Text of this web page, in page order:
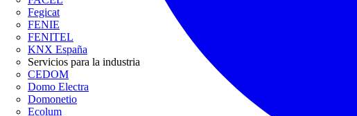
Fegicat
FENIE
FENITEL
KNX España
Servicios para la industria
CEDOM
Domo Electra
Domonetio
Ecolum